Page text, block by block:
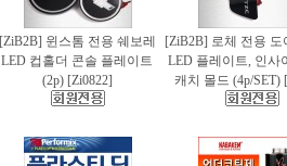
[ZiB2B] 윈스톰 전용 쉐보레
LED 컵홀더 콘솔 플레이트
(2p) [Zi0822]
[ZiB2B] 로체 전용 도
LED 플레이트, 인사
캐치 몰드 (4p/SET)